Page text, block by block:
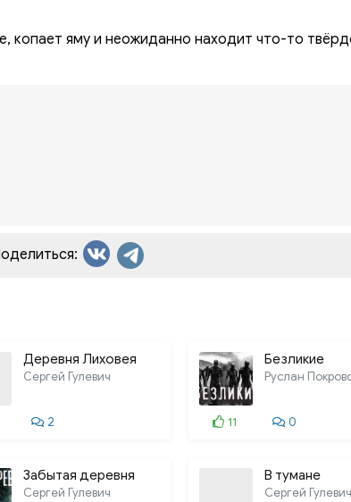
копает яму и неожиданно находит что-то
Деревня Лиховея
Сергей Гулевич
2
Безликие
Руслан
11 0
Забытая деревня
Сергей Гулевич
В тумане
Сергей Гулевич